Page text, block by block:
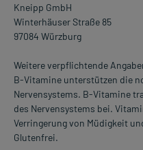
Kneipp GmbH
Winterhäuser Straße 85
97084 Würzburg
Weitere verpflichtende
B-Vitamine unterstützen die
Nervensystems. B-Vitamine
des Nervensystems bei.
Verringerung von Müdigkeit
Glutenfrei.